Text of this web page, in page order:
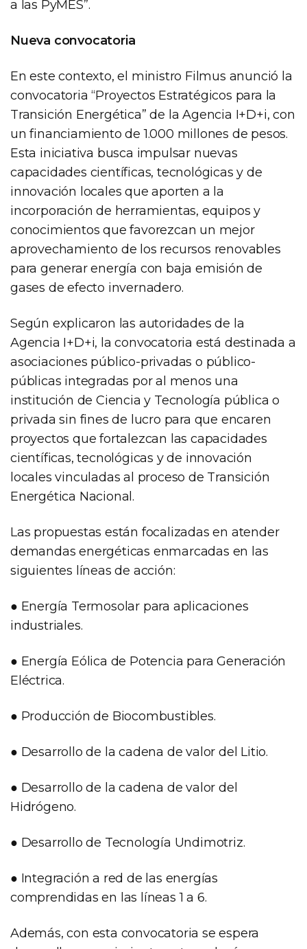
a las PyMES”.
Nueva convocatoria
En este contexto, el ministro Filmus anunció la
convocatoria “Proyectos Estratégicos para la
Transición Energética” de la Agencia I+D+i, con
un financiamiento de 1.000 millones de pesos.
Esta iniciativa busca impulsar nuevas
capacidades científicas, tecnológicas y de
innovación locales que aporten a la
incorporación de herramientas, equipos y
conocimientos que favorezcan un mejor
aprovechamiento de los recursos renovables
para generar energía con baja emisión de
gases de efecto invernadero.
Según explicaron las autoridades de la
Agencia I+D+i, la convocatoria está destinada a
asociaciones público-privadas o público-
públicas integradas por al menos una
institución de Ciencia y Tecnología pública o
privada sin fines de lucro para que encaren
proyectos que fortalezcan las capacidades
científicas, tecnológicas y de innovación
locales vinculadas al proceso de Transición
Energética Nacional.
Las propuestas están focalizadas en atender
demandas energéticas enmarcadas en las
siguientes líneas de acción:
● Energía Termosolar para aplicaciones
industriales.
● Energía Eólica de Potencia para Generación
Eléctrica.
● Producción de Biocombustibles.
● Desarrollo de la cadena de valor del Litio.
● Desarrollo de la cadena de valor del
Hidrógeno.
● Desarrollo de Tecnología Undimotriz.
● Integración a red de las energías
comprendidas en las líneas 1 a 6.
Además, con esta convocatoria se espera